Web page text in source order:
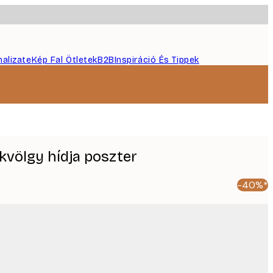
Kép Fal ÖtletekB2BInspiráció És Tippek
hídja poszter
-40%*